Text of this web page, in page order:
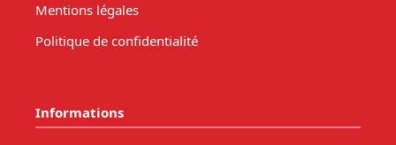
Mentions légales
Politique de confidentialité
Informations